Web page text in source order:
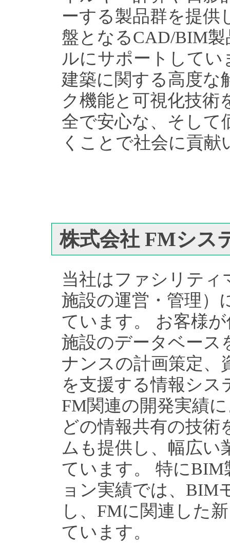
ーする製品群を提供
盤となるCAD/BIM
ルにサポートしてい
建築に関する高度な
ク機能と可視化技術
全で安心な、そして
くことで社会に貢献
株式会社 FMシス
当社はファシリティ
施設の運営・管理）
ています。 お客様
施設のデータベース
ナンスの計画策定、
を支援する情報シス
FM関連の開発実績
どの情報共有の技術
ムも提供し、幅広い
ています。 特に
ョン実績では、BIM
し、FMに関連した
ています。